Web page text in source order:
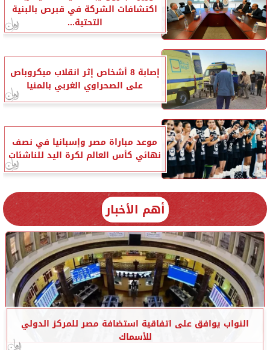
اكتشافات الشركة في قبرص بالبنية
التحتية...
إصابة 8 أشخاص إثر انقلاب ميكروباص
على الصحراوي الغربي بالمنيا
موعد مباراة مصر وإسبانيا في نصف
نهائي كأس العالم لكرة اليد للناشئات
أهم الأخبار
النواب يوافق على اتفاقية استضافة مصر للمركز الدولي
للأسماك